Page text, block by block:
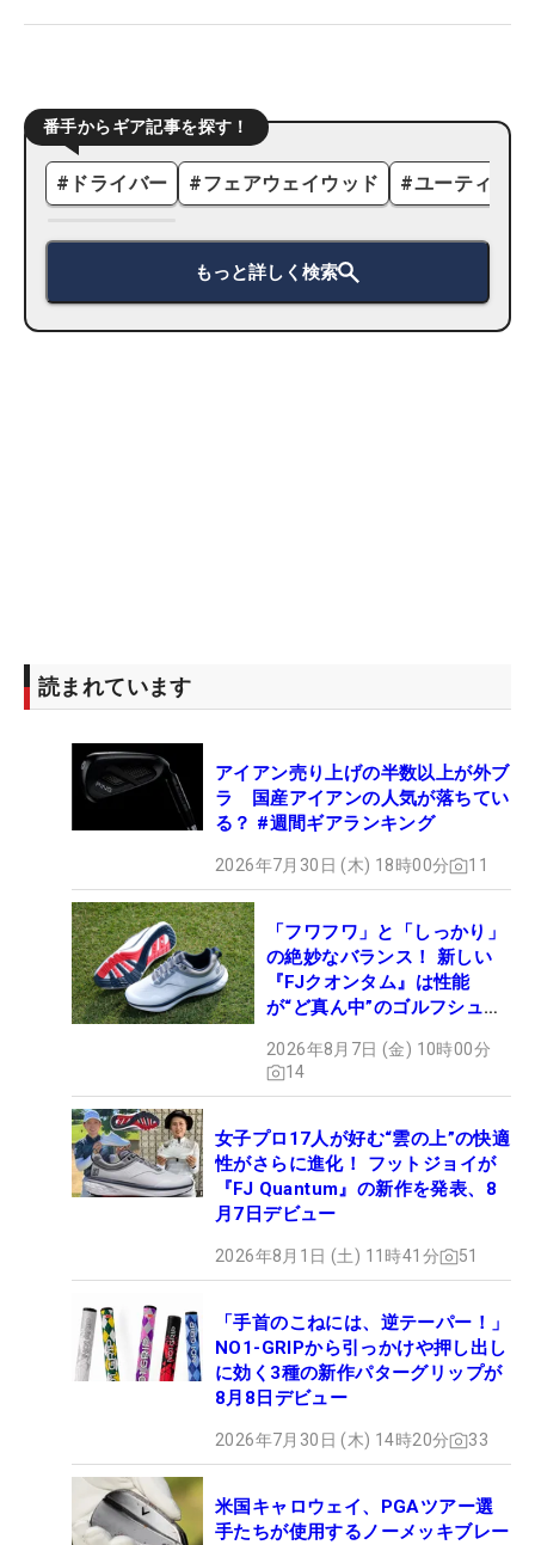
番手からギア記事を探す！
# ドライバー #フェアウェイウッド #ユーティリ
もっと詳しく検索
読まれています
アイアン売り上げの半数以上が外ブ
ラ 国産アイアンの人気が落ちてい
る？ #週間ギアランキング
2026年7月30日 (木) 18時00分 11
「フワフワ」と「しっかり」
の絶妙なバランス！ 新しい
『FJクオンタム』は性能
が“ど真ん中”のゴルフシュー
2026年8月7日 (金) 10時00分
14
女子プロ17人が好む“雲の上”の快適
性がさらに進化！ フットジョイが
『FJ Quantum』の新作を発表、8
月7日デビュー
2026年8月1日 (土) 11時41分 51
「手首のこねには、逆テーパー！」
NO1-GRIPから引っかけや押し出し
に効く3種の新作パターグリップが
8月8日デビュー
2026年7月30日 (木) 14時20分 33
米国キャロウェイ、PGAツアー選
手たちが使用するノーメッキブレー